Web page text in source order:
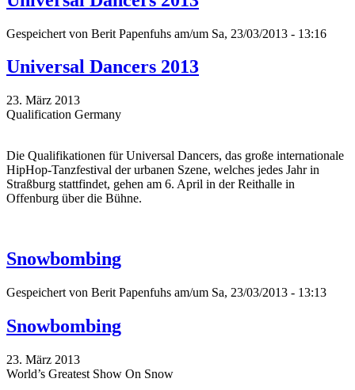
Gespeichert von Berit Papenfuhs am/um Sa, 23/03/2013 - 13:16
Universal Dancers 2013
23. März 2013
Qualification Germany
Die Qualifikationen für Universal Dancers, das große internationale
HipHop-Tanzfestival der urbanen Szene, welches jedes Jahr in
Straßburg stattfindet, gehen am 6. April in der Reithalle in
Offenburg über die Bühne.
Snowbombing
Gespeichert von Berit Papenfuhs am/um Sa, 23/03/2013 - 13:13
Snowbombing
23. März 2013
World’s Greatest Show On Snow